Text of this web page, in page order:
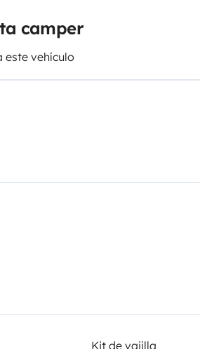
camper
este vehículo
Kit de vajilla